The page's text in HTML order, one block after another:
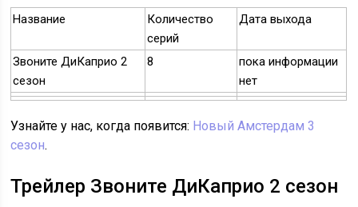
Название
Количество
серий
Дата выхода
Звоните ДиКаприо 2
сезон
8
пока информации
нет
Узнайте у нас, когда появится: Новый Амстердам 3
сезон.
Трейлер Звоните ДиКаприо 2 сезон